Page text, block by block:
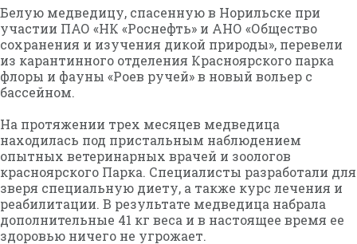
Белую медведицу, спасенную в Норильске при
участии ПАО «НК «Роснефть» и АНО «Общество
сохранения и изучения дикой природы», перевели
из карантинного отделения Красноярского парка
флоры и фауны «Роев ручей» в новый вольер с
бассейном.
На протяжении трех месяцев медведица
находилась под пристальным наблюдением
опытных ветеринарных врачей и зоологов
красноярского Парка. Специалисты разработали для
зверя специальную диету, а также курс лечения и
реабилитации. В результате медведица набрала
дополнительные 41 кг веса и в настоящее время ее
здоровью ничего не угрожает.